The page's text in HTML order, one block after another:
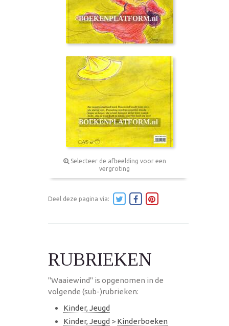
Selecteer de afbeelding voor een
vergroting
Deel deze pagina via:
RUBRIEKEN
"Waaiewind" is opgenomen in de
volgende (sub-)rubrieken:
Kinder, Jeugd
Kinder, Jeugd > Kinderboeken